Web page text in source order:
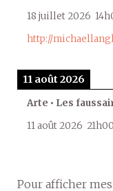
18 juillet 2026
http://
11 août 2026
Arte • Les
11 août 2026 21h00
Pour afficher